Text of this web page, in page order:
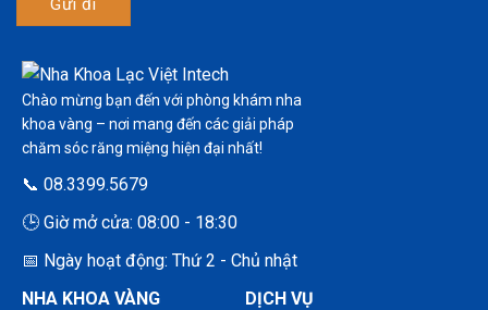
Chào mừng bạn đến với phòng khám nha
khoa vàng – nơi mang đến các giải pháp
chăm sóc răng miệng hiện đại nhất!
📞 08.3399.5679
🕒 Giờ mở cửa: 08:00 - 18:30
📅 Ngày hoạt động: Thứ 2 - Chủ nhật
NHA KHOA VÀNG
DỊCH VỤ